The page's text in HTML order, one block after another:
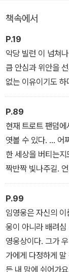
행, 김시스터즈에서
하는 김창완 / 장미
설의 밴드를 추억
는 주문처럼, 케 세
낙엽처럼 떠난 목
오까지, 올리비아
보내며 / 또 다른
오지 못한 귀국선
/ 낙엽 따라 가버린
의 왕이 된 하와이
책속에서
P.19
악당 빌런 이 넘쳐
큼 안심과 위안을
없는 이유이기도
P.89
현재 트로트 팬덤
엿볼 수 있다. … 어
한 세상을 버티는
짝반짝 빛나주길.
P.99
임영웅은 자신의 이
웅이 아니라 배려
영웅상이다. 그가
가에게 다정하게
든 내 맘에 쉬어가